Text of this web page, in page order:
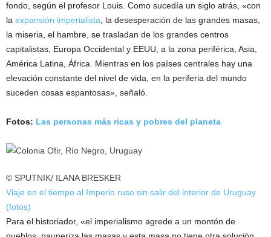
fondo, según el profesor Louis. Como sucedía un siglo atrás, «con
la expansión imperialista , la desesperación de las grandes masas,
la miseria, el hambre, se trasladan de los grandes centros
capitalistas, Europa Occidental y EEUU, a la zona periférica, Asia,
América Latina, África. Mientras en los países centrales hay una
elevación constante del nivel de vida, en la periferia del mundo
suceden cosas espantosas», señaló.
Fotos: Las personas más ricas y pobres del planeta
© SPUTNIK/ ILANA BRESKER
Viaje en el tiempo al Imperio ruso sin salir del interior de Uruguay
(fotos)
Para el historiador, «el imperialismo agrede a un montón de